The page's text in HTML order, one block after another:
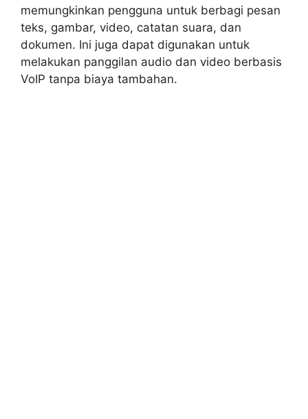
memungkinkan pengguna untuk berbagi pesan
teks, gambar, video, catatan suara, dan
dokumen. Ini juga dapat digunakan untuk
melakukan panggilan audio dan video berbasis
VoIP tanpa biaya tambahan.